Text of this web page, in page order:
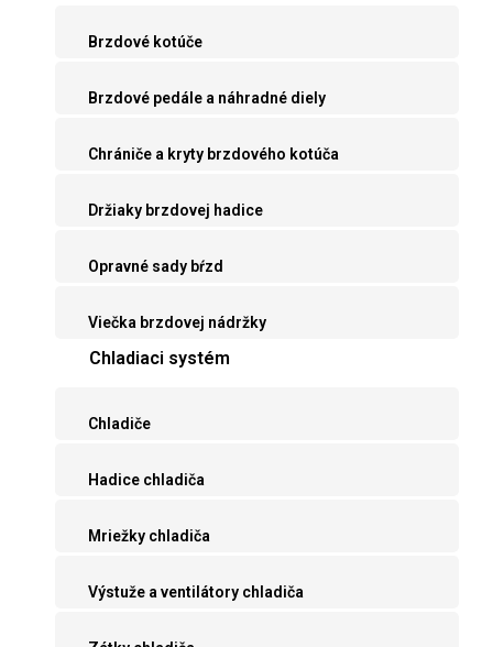
Brzdové kotúče
Brzdové pedále a náhradné diely
Chrániče a kryty brzdového kotúča
Držiaky brzdovej hadice
Opravné sady bŕzd
Viečka brzdovej nádržky
Chladiaci systém
Chladiče
Hadice chladiča
Mriežky chladiča
Výstuže a ventilátory chladiča